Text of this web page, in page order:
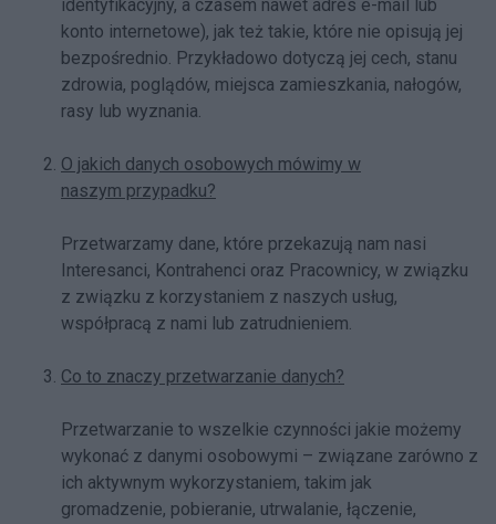
identyfikacyjny, a czasem nawet adres e-mail lub
konto internetowe), jak też takie, które nie opisują jej
bezpośrednio. Przykładowo dotyczą jej cech, stanu
zdrowia, poglądów, miejsca zamieszkania, nałogów,
rasy lub wyznania.
O jakich danych osobowych mówimy w
naszym przypadku?
Przetwarzamy dane, które przekazują nam nasi
Interesanci, Kontrahenci oraz Pracownicy, w związku
z związku z korzystaniem z naszych usług,
współpracą z nami lub zatrudnieniem.
Co to znaczy przetwarzanie danych?
Przetwarzanie to wszelkie czynności jakie możemy
wykonać z danymi osobowymi – związane zarówno z
ich aktywnym wykorzystaniem, takim jak
gromadzenie, pobieranie, utrwalanie, łączenie,